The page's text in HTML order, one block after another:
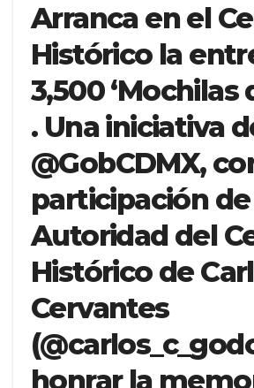
Arranca en el
Histórico la
3,500 ‘Mochilas
. Una iniciativa
@GobCDMX,
participación
Autoridad del
Histórico de
Cervantes
honrar la